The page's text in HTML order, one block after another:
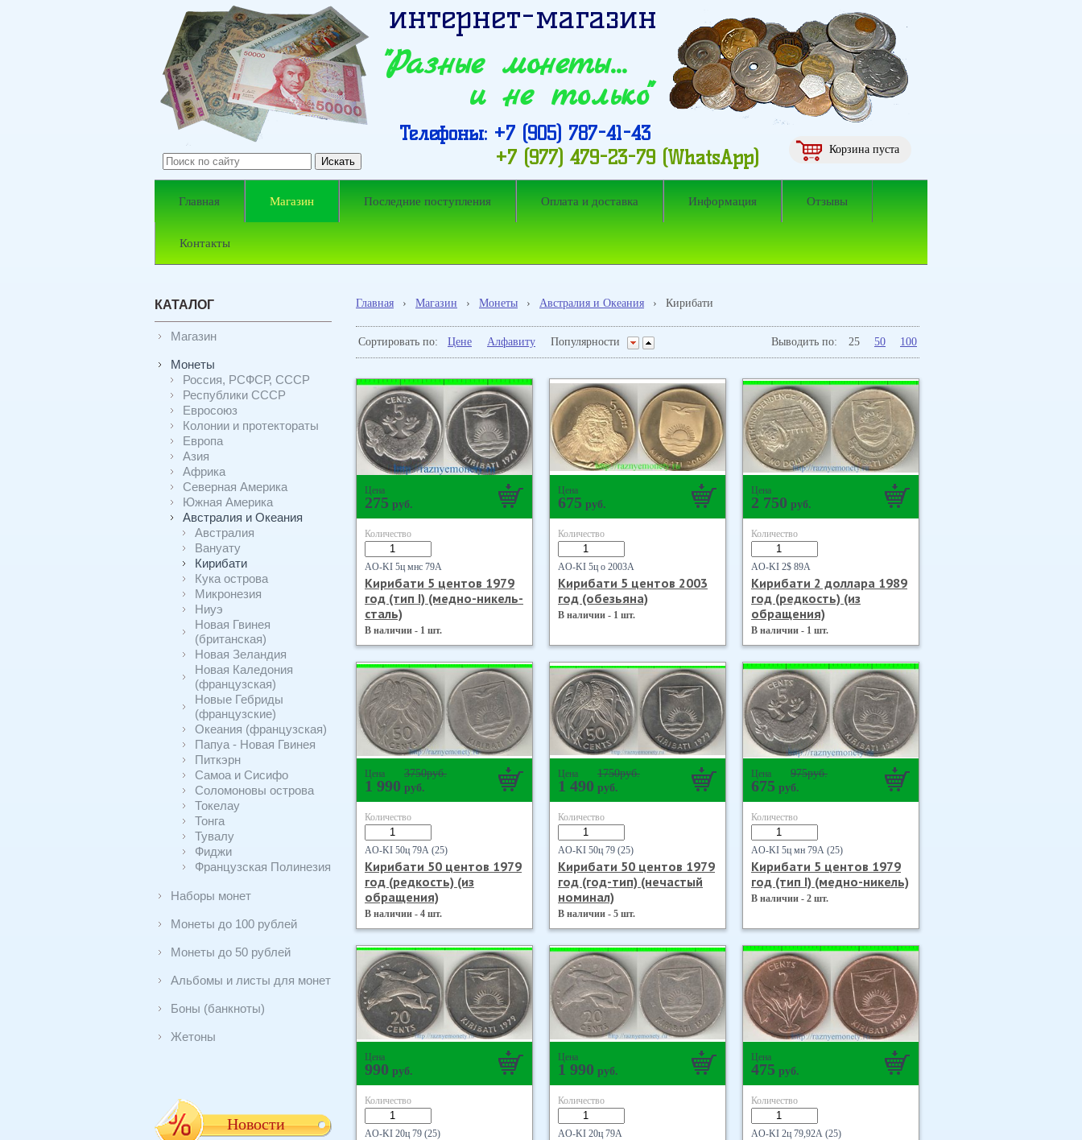
Корзина пуста
"Разные монеты…
интернет-магазин
и не только"
Телефоны: +7 (905) 787-41-43
+7 (977) 479-23-79 (WhatsApp)
Главная Магазин Последние поступления Оплата и доставка Информация Отзывы
Контакты
КАТАЛОГ
Магазин
Монеты
Россия, РСФСР, СССР
Республики СССР
Евросоюз
Колонии и протектораты
Европа
Азия
Африка
Северная Америка
Южная Америка
Австралия и Океания
Австралия
Вануату
Кирибати
Кука острова
Микронезия
Ниуэ
Новая Гвинея
(британская)
Новая Зеландия
Новая Каледония
(французская)
Новые Гебриды
(французские)
Океания (французская)
Папуа - Новая Гвинея
Питкэрн
Самоа и Сисифо
Соломоновы острова
Токелау
Тонга
Тувалу
Фиджи
Французская Полинезия
Наборы монет
Монеты до 100 рублей
Монеты до 50 рублей
Альбомы и листы для монет
Боны (банкноты)
Жетоны
Новости
Главная › Магазин › Монеты › Австралия и Океания › Кирибати
Выводить по: 25 50 100
Сортировать по: Цене Алфавиту Популярности
Цена
275 руб.
Количество
AO-KI 5ц мнс 79А
Кирибати 5 центов 1979
год (тип I) (медно-никель-
сталь)
В наличии - 1 шт.
Цена
675 руб.
Количество
AO-KI 5ц о 2003А
Кирибати 5 центов 2003
год (обезьяна)
В наличии - 1 шт.
Цена
2 750 руб.
Количество
AO-KI 2$ 89А
Кирибати 2 доллара 1989
год (редкость) (из
обращения)
В наличии - 1 шт.
Цена 3750руб.
1 990 руб.
Количество
AO-KI 50ц 79А (25)
Кирибати 50 центов 1979
год (редкость) (из
обращения)
В наличии - 4 шт.
Цена 1750руб.
1 490 руб.
Количество
AO-KI 50ц 79 (25)
Кирибати 50 центов 1979
год (год-тип) (нечастый
номинал)
В наличии - 5 шт.
Цена 975руб.
675 руб.
Количество
AO-KI 5ц мн 79А (25)
Кирибати 5 центов 1979
год (тип I) (медно-никель)
В наличии - 2 шт.
Цена
990 руб.
Количество
AO-KI 20ц 79 (25)
Цена
1 990 руб.
Количество
AO-KI 20ц 79А
Цена
475 руб.
Количество
AO-KI 2ц 79,92А (25)